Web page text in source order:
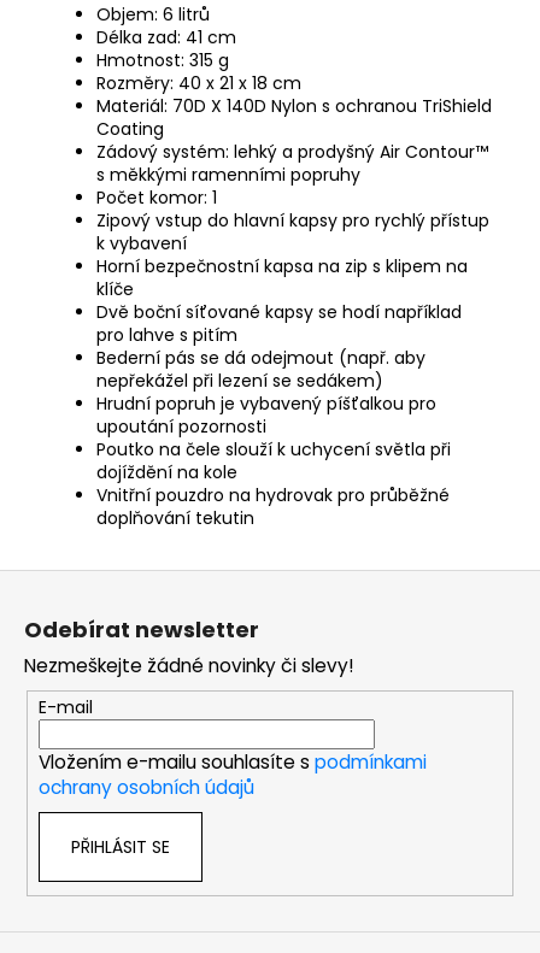
Objem: 6 litrů
Délka zad: 41 cm
Hmotnost: 315 g
Rozměry: 40 x 21 x 18 cm
Materiál: 70D X 140D Nylon s ochranou TriShield
Coating
Zádový systém: lehký a prodyšný Air Contour™
s měkkými ramenními popruhy
Počet komor: 1
Zipový vstup do hlavní kapsy pro rychlý přístup
k vybavení
Horní bezpečnostní kapsa na zip s klipem na
klíče
Dvě boční síťované kapsy se hodí například
pro lahve s pitím
Bederní pás se dá odejmout (např. aby
nepřekážel při lezení se sedákem)
Hrudní popruh je vybavený píšťalkou pro
upoutání pozornosti
Poutko na čele slouží k uchycení světla při
dojíždění na kole
Vnitřní pouzdro na hydrovak pro průběžné
doplňování tekutin
Z
Odebírat newsletter
Nezmeškejte žádné novinky či slevy!
E-mail
Vložením e-mailu souhlasíte s podmínkami
ochrany osobních údajů
PŘIHLÁSIT SE